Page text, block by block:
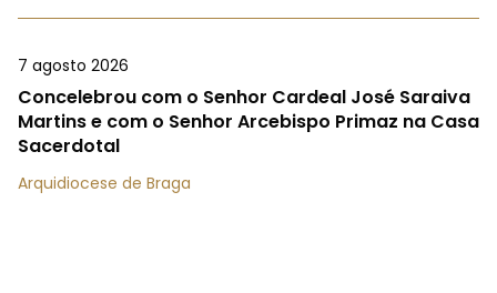
7 agosto 2026
Concelebrou com o Senhor Cardeal José Saraiva
Martins e com o Senhor Arcebispo Primaz na Casa
Sacerdotal
Arquidiocese de Braga